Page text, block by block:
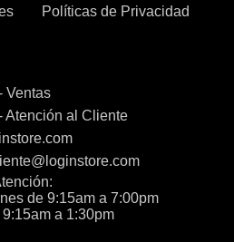
Políticas de Privacidad
Ventas
Atención al Cliente
de 9:15am a 7:00pm
a 1:30pm